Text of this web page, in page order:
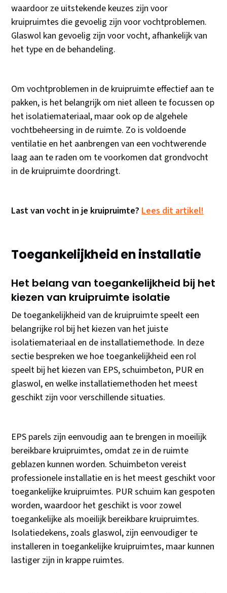
waardoor ze uitstekende keuzes zijn voor
kruipruimtes die gevoelig zijn voor vochtproblemen.
Glaswol kan gevoelig zijn voor vocht, afhankelijk van
het type en de behandeling.
Om vochtproblemen in de kruipruimte effectief aan te
pakken, is het belangrijk om niet alleen te focussen op
het isolatiemateriaal, maar ook op de algehele
vochtbeheersing in de ruimte. Zo is voldoende
ventilatie en het aanbrengen van een vochtwerende
laag aan te raden om te voorkomen dat grondvocht
in de kruipruimte doordringt.
Last van vocht in je kruipruimte?Lees dit artikel!
Toegankelijkheid en installatie
Het belang van toegankelijkheid bij het
kiezen van kruipruimte isolatie
De toegankelijkheid van de kruipruimte speelt een
belangrijke rol bij het kiezen van het juiste
isolatiemateriaal en de installatiemethode. In deze
sectie bespreken we hoe toegankelijkheid een rol
speelt bij het kiezen van EPS, schuimbeton, PUR en
glaswol, en welke installatiemethoden het meest
geschikt zijn voor verschillende situaties.
EPS parels zijn eenvoudig aan te brengen in moeilijk
bereikbare kruipruimtes, omdat ze in de ruimte
geblazen kunnen worden. Schuimbeton vereist
professionele installatie en is het meest geschikt voor
toegankelijke kruipruimtes. PUR schuim kan gespoten
worden, waardoor het geschikt is voor zowel
toegankelijke als moeilijk bereikbare kruipruimtes.
Isolatiedekens, zoals glaswol, zijn eenvoudiger te
installeren in toegankelijke kruipruimtes, maar kunnen
lastiger zijn in krappe ruimtes.